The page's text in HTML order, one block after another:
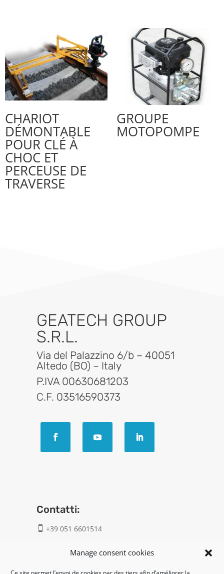
Manage consent cookies
CHARIOT
DÉMONTABLE
POUR CLÉ À
CHOC ET
PERCEUSE DE
TRAVERSE
GROUPE
MOTOPOMPE
GEATECH GROUP
S.R.L.
Via del Palazzino 6/b – 40051
Altedo (BO) – Italy
P.IVA 00630681203
C.F. 03516590373
Contatti:
 +39 051 6601514
info@geatech.it